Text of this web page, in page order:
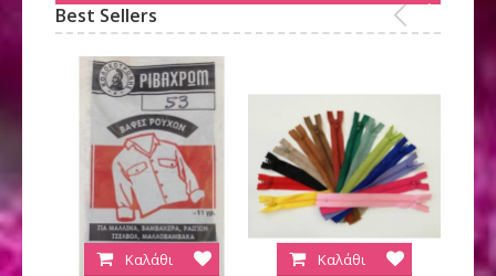
Best Sellers
Καλάθι Καλάθι